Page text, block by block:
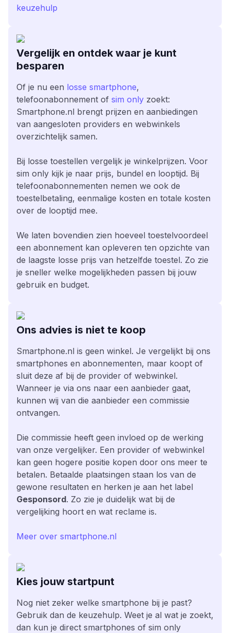
keuzehulp
Vergelijk en ontdek waar je kunt
besparen
Of je nu een losse smartphone,
telefoonabonnement of sim only zoekt:
Smartphone.nl brengt prijzen en aanbiedingen
van aangesloten providers en webwinkels
overzichtelijk samen.
Bij losse toestellen vergelijk je winkelprijzen. Voor
sim only kijk je naar prijs, bundel en looptijd. Bij
telefoonabonnementen nemen we ook de
toestelbetaling, eenmalige kosten en totale kosten
over de looptijd mee.
We laten bovendien zien hoeveel toestelvoordeel
een abonnement kan opleveren ten opzichte van
de laagste losse prijs van hetzelfde toestel. Zo zie
je sneller welke mogelijkheden passen bij jouw
gebruik en budget.
Ons advies is niet te koop
Smartphone.nl is geen winkel. Je vergelijkt bij ons
smartphones en abonnementen, maar koopt of
sluit deze af bij de provider of webwinkel.
Wanneer je via ons naar een aanbieder gaat,
kunnen wij van die aanbieder een commissie
ontvangen.
Die commissie heeft geen invloed op de werking
van onze vergelijker. Een provider of webwinkel
kan geen hogere positie kopen door ons meer te
betalen. Betaalde plaatsingen staan los van de
gewone resultaten en herken je aan het label
Gesponsord. Zo zie je duidelijk wat bij de
vergelijking hoort en wat reclame is.
Meer over smartphone.nl
Kies jouw startpunt
Nog niet zeker welke smartphone bij je past?
Gebruik dan de keuzehulp. Weet je al wat je zoekt,
dan kun je direct smartphones of sim only